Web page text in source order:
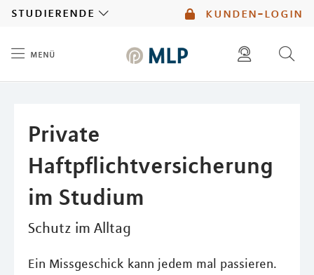
kunden-login
studierende
menü
Private
Haftpflichtversicherung
im Studium
Schutz im Alltag
Ein Missgeschick kann jedem mal passieren.